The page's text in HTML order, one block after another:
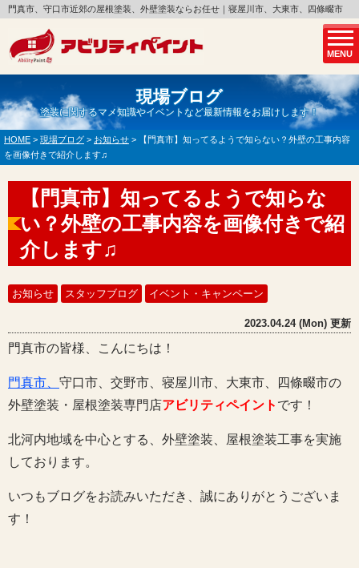
MENU
門真市、守口市近郊の屋根塗装、外壁塗装ならお任せ｜寝屋川市、大東市、四條畷市
現場ブログ
塗装に関するマメ知識やイベントなど最新情報をお届けします！
HOME > 現場ブログ > お知らせ >
【門真市】知ってるようで知らない？外壁の工事内容
を画像付きで紹介します♫
【門真市】知ってるようで知らな
い？外壁の工事内容を画像付きで紹
介します♫
お知らせ スタッフブログ イベント・キャンペーン
2023.04.24 (Mon) 更新
門真市の皆様、こんにちは！
門真市、 守口市、交野市、寝屋川市、大東市、四條畷市の
外壁塗装・屋根塗装専門店アビリティペイント です！
北河内地域を中心とする、外壁塗装、屋根塗装工事を実施
しております。
いつもブログをお読みいただき、誠にありがとうございま
す！